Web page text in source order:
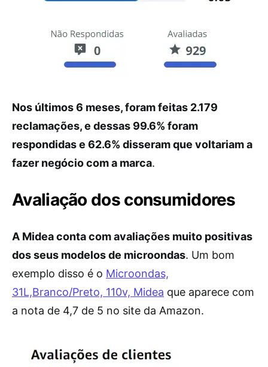
Nos últimos 6 meses, foram feitas 2.179
reclamações, e dessas 99.6% foram
respondidas e 62.6% disseram que voltariam a
fazer negócio com a marca.
Avaliação dos consumidores
A Midea conta com avaliações muito positivas
dos seus modelos de microondas. Um bom
exemplo disso é o Microondas,
31L,Branco/Preto, 110v, Midea que aparece com
a nota de 4,7 de 5 no site da Amazon.